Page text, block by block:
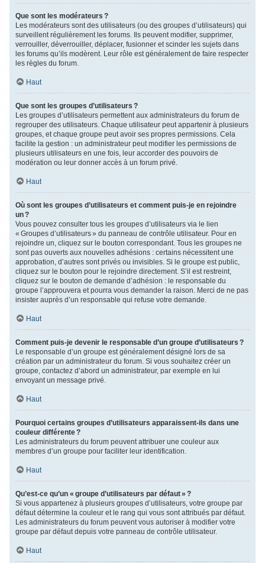
Que sont les modérateurs ?
Les modérateurs sont des utilisateurs (ou des groupes d’utilisateurs) qui
surveillent régulièrement les forums. Ils peuvent modifier, supprimer,
verrouiller, déverrouiller, déplacer, fusionner et scinder les sujets dans
les forums qu’ils modèrent. Leur rôle est généralement de faire respecter
les règles du forum.
Haut
Que sont les groupes d’utilisateurs ?
Les groupes d’utilisateurs permettent aux administrateurs du forum de
regrouper des utilisateurs. Chaque utilisateur peut appartenir à plusieurs
groupes, et chaque groupe peut avoir ses propres permissions. Cela
facilite la gestion : un administrateur peut modifier les permissions de
plusieurs utilisateurs en une fois, leur accorder des pouvoirs de
modération ou leur donner accès à un forum privé.
Haut
Où sont les groupes d’utilisateurs et comment puis-je en rejoindre
un ?
Vous pouvez consulter tous les groupes d’utilisateurs via le lien
« Groupes d’utilisateurs » du panneau de contrôle utilisateur. Pour en
rejoindre un, cliquez sur le bouton correspondant. Tous les groupes ne
sont pas ouverts aux nouvelles adhésions : certains nécessitent une
approbation, d’autres sont privés ou invisibles. Si le groupe est public,
cliquez sur le bouton pour le rejoindre directement. S’il est restreint,
cliquez sur le bouton de demande d’adhésion : le responsable du
groupe l’approuvera et pourra vous demander la raison. Merci de ne pas
insister auprès d’un responsable qui refuse votre demande.
Haut
Comment puis-je devenir le responsable d’un groupe d’utilisateurs ?
Le responsable d’un groupe est généralement désigné lors de sa
création par un administrateur du forum. Si vous souhaitez créer un
groupe, contactez d’abord un administrateur, par exemple en lui
envoyant un message privé.
Haut
Pourquoi certains groupes d’utilisateurs apparaissent-ils dans une
couleur différente ?
Les administrateurs du forum peuvent attribuer une couleur aux
membres d’un groupe pour faciliter leur identification.
Haut
Qu’est-ce qu’un « groupe d’utilisateurs par défaut » ?
Si vous appartenez à plusieurs groupes d’utilisateurs, votre groupe par
défaut détermine la couleur et le rang qui vous sont attribués par défaut.
Les administrateurs du forum peuvent vous autoriser à modifier votre
groupe par défaut depuis votre panneau de contrôle utilisateur.
Haut